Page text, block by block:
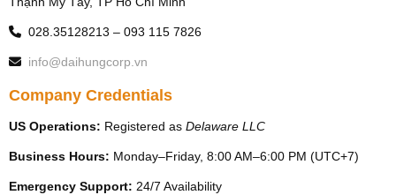
028.35128213 – 093 115 7826
info@daihungcorp.vn
Company Credentials
US Operations: Registered as Delaware LLC
Business Hours: Monday–Friday, 8:00 AM–6:00 PM (UTC+7)
Emergency Support: 24/7 Availability